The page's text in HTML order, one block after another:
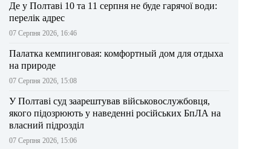
Де у Полтаві 10 та 11 серпня не буде гарячої води:
перелік адрес
07 Серпня 2026, 16:46
Палатка кемпинговая: комфортный дом для отдыха
на природе
07 Серпня 2026, 15:08
У Полтаві суд заарештував військовослужбовця,
якого підозрюють у наведенні російських БпЛА на
власний підрозділ
07 Серпня 2026, 15:06